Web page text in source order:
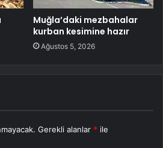
Muğla’daki mezbahalar
kurban kesimine hazır
Ağustos 5, 2026
Gerekli alanlar * ile